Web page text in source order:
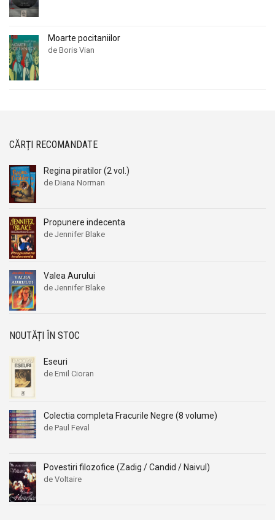
Moarte pocitaniilor
de Boris Vian
CĂRȚI RECOMANDATE
Regina piratilor (2 vol.)
de Diana Norman
Propunere indecenta
de Jennifer Blake
Valea Aurului
de Jennifer Blake
NOUTĂȚI ÎN STOC
Eseuri
de Emil Cioran
Colectia completa Fracurile Negre (8 volume)
de Paul Feval
Povestiri filozofice (Zadig / Candid / Naivul)
de Voltaire